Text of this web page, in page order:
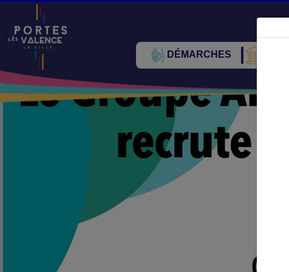
DÉMARCHES